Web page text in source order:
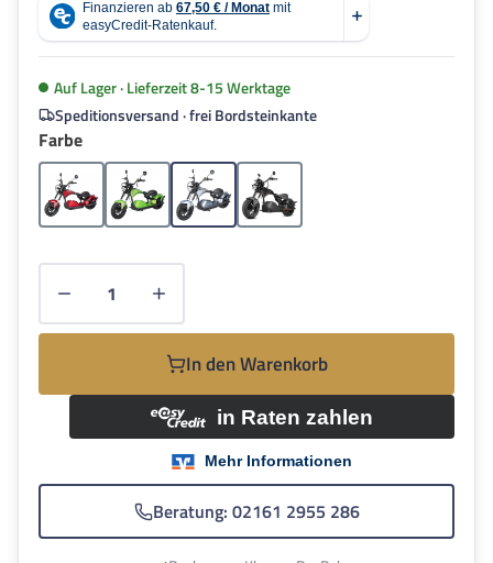
Auf Lager · Lieferzeit 8-15 Werktage
Speditionsversand · frei Bordsteinkante
Farbeauswählen
Rot Grün Grau Schwarz
Produkt Anzahl: Gib den gewünschten
In den Warenkorb
Beratung: 02161 2955 286